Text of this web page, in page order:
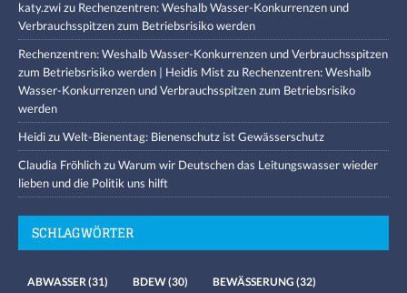
katy.zwizu Rechenzentren: Weshalb Wasser-Konkurrenzen und
Verbrauchsspitzen zum Betriebsrisiko werden
Rechenzentren: Weshalb Wasser-Konkurrenzen und Verbrauchsspitzen
zum Betriebsrisiko werden | Heidis Mistzu Rechenzentren: Weshalb
Wasser-Konkurrenzen und Verbrauchsspitzen zum Betriebsrisiko
werden
HeidizuWelt-Bienentag: Bienenschutz ist Gewässerschutz
Claudia FröhlichzuWarum wir Deutschen das Leitungswasser wieder
lieben und die Politik uns hilft
SCHLAGWÖRTER
ABWASSER(31) BDEW(30) BEWÄSSERUNG (32)